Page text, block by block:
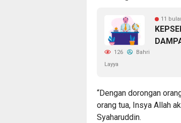
11
126
Bahri
Layya
“Dengan dorongan
orang tua, Insya Allah
Syaharuddin.